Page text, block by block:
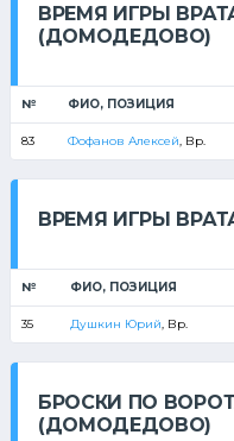
ВРЕМЯ ИГРЫ
(ДОМОДЕДОВО)
№ ФИО, ПОЗИЦИЯ
83 Фофанов Алексей, Вр.
ВРЕМЯ ИГРЫ
№ ФИО, ПОЗИЦИЯ
35 Душкин Юрий, Вр.
БРОСКИ ПО
(ДОМОДЕДОВО)